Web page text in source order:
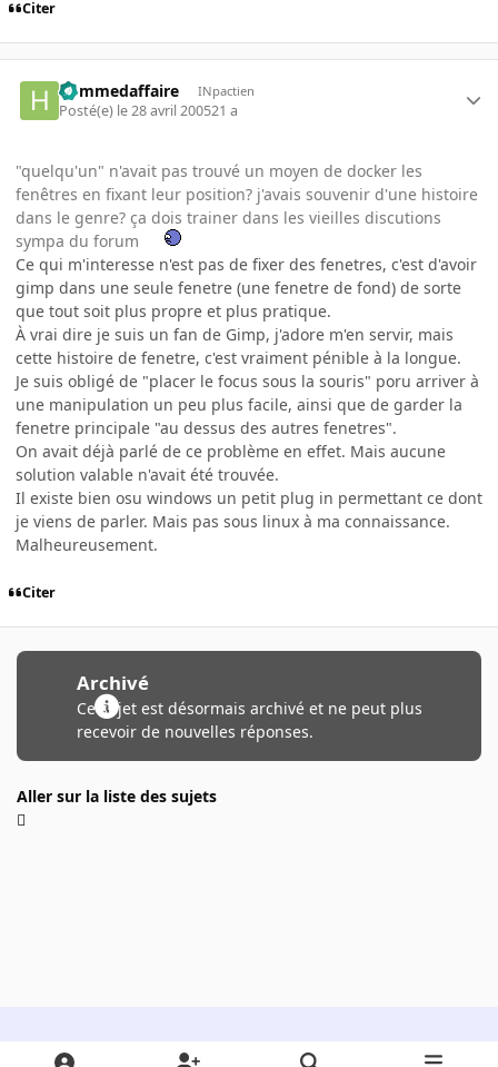
Citer
hommedaffaire INpactien
Posté(e) le 28 avril 200521 a
"quelqu'un" n'avait pas trouvé un moyen de docker les
fenêtres en fixant leur position? j'avais souvenir d'une histoire
dans le genre? ça dois trainer dans les vieilles discutions
sympa du forum
Ce qui m'interesse n'est pas de fixer des fenetres, c'est d'avoir
gimp dans une seule fenetre (une fenetre de fond) de sorte
que tout soit plus propre et plus pratique.
À vrai dire je suis un fan de Gimp, j'adore m'en servir, mais
cette histoire de fenetre, c'est vraiment pénible à la longue.
Je suis obligé de "placer le focus sous la souris" poru arriver à
une manipulation un peu plus facile, ainsi que de garder la
fenetre principale "au dessus des autres fenetres".
On avait déjà parlé de ce problème en effet. Mais aucune
solution valable n'avait été trouvée.
Il existe bien osu windows un petit plug in permettant ce dont
je viens de parler. Mais pas sous linux à ma connaissance.
Malheureusement.
Citer
Archivé
Ce sujet est désormais archivé et ne peut plus
recevoir de nouvelles réponses.
Aller sur la liste des sujets